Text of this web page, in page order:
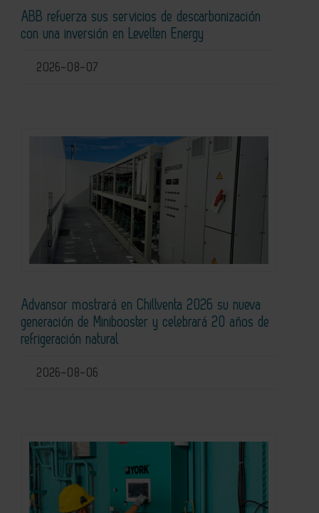
ABB refuerza sus servicios de descarbonización
con una inversión en Levelten Energy
2026-08-07
Advansor mostrará en Chillventa 2026 su nueva
generación de Minibooster y celebrará 20 años de
refrigeración natural
2026-08-06